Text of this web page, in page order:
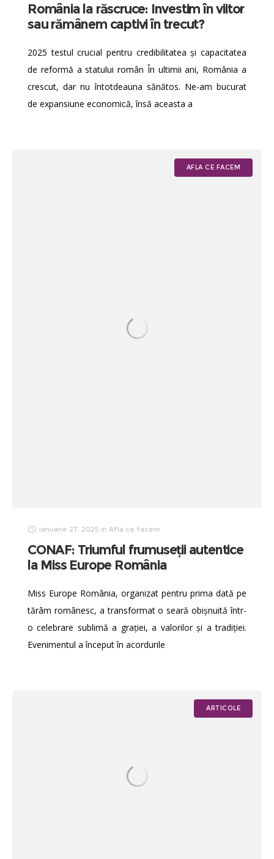
România la răscruce: Investim în viitor
sau rămânem captivi în trecut?
2025 testul crucial pentru credibilitatea și capacitatea
de reformă a statului român În ultimii ani, România a
crescut, dar nu întotdeauna sănătos. Ne-am bucurat
de expansiune economică, însă aceasta a
AFLA CE FACEM
ianuarie 27, 2025 in Afla ce facem
CONAF: Triumful frumuseții autentice
la Miss Europe România
Miss Europe România, organizat pentru prima dată pe
tărâm românesc, a transformat o seară obișnuită într-
o celebrare sublimă a grației, a valorilor și a tradiției.
Evenimentul a început în acordurile
ARTICOLE